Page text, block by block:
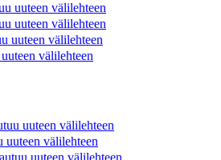
uuteen välilehteen
uuteen välilehteen
uuteen välilehteen
välilehteen
uuteen välilehteen
uuteen välilehteen